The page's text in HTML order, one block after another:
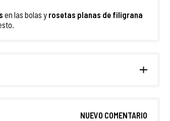
en las bolas y rosetas planas de filigrana
NUEVO COMENTARIO